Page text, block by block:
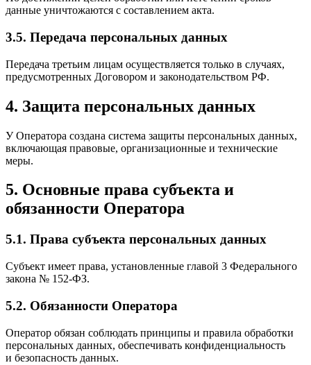
данные уничтожаются с составлением акта.
3.5. Передача персональных данных
Передача третьим лицам осуществляется только в случаях,
предусмотренных Договором и законодательством РФ.
4. Защита персональных данных
У Оператора создана система защиты персональных данных,
включающая правовые, организационные и технические
меры.
5. Основные права субъекта и
обязанности Оператора
5.1. Права субъекта персональных данных
Субъект имеет права, установленные главой 3 Федерального
закона № 152-ФЗ.
5.2. Обязанности Оператора
Оператор обязан соблюдать принципы и правила обработки
персональных данных, обеспечивать конфиденциальность
и безопасность данных.